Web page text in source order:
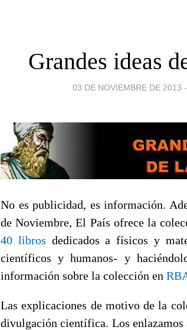
Grandes ideas
03 DE NOVIEMBRE DE 2013
No es publicidad, es información.
de Noviembre, El País ofrece la
40 libros dedicados a físicos y
científicos y humanos- y
información sobre la colección en
Las explicaciones de motivo de la
divulgación científica. Los